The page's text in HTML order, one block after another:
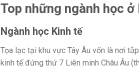
Top những ngành học ở
Ngành học Kinh tế
Tọa lạc tại khu vực Tây Âu vốn là nơi
kinh tế đứng thứ 7 Liên minh Châu Âu